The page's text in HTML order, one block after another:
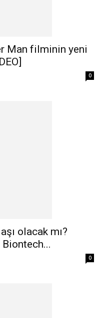
Man filminin yeni
0
olacak mı?
0